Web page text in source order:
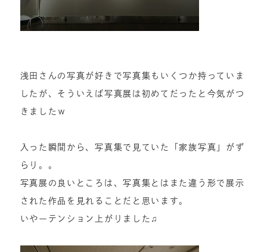
浅田さんの写真が好きで写真集もいくつか持っていま
したが、そういえば写真展は初めてだったと今気がつ
きましたｗ
入った瞬間から、写真集で見ていた「家族写真」がず
らり。。
写真展の良いところは、写真集とはまた違う形で展示
された作品を見れることだと思います。
いやーテンション上がりました♫